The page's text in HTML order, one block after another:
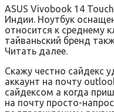
ASUS Vivobook 14
Индии. Ноутбук
относится к среднему
тайваньский бренд
Читать далее.
Скажу честно сайдекс
аккаунт на почту
сайдексом а когда
на почту просто-